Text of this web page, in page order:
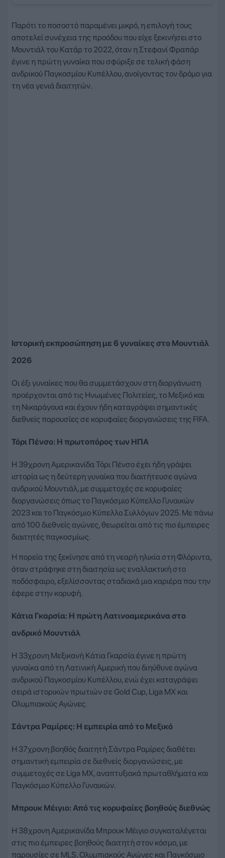
Παρότι το ποσοστό παραμένει μικρό, η επιλογή τους
αποτελεί συνέχεια της προόδου που είχε ξεκινήσει στο
Μουντιάλ του Κατάρ το 2022, όταν η Στεφανί Φραπάρ
έγινε η πρώτη γυναίκα που σφύριξε σε τελική φάση
ανδρικού Παγκοσμίου Κυπέλλου, ανοίγοντας τον δρόμο για
τη νέα γενιά διαιτητών.
Ιστορική εκπροσώπηση με 6 γυναίκες στο Μουντιάλ
2026
Οι έξι γυναίκες που θα συμμετάσχουν στη διοργάνωση
προέρχονται από τις Ηνωμένες Πολιτείες, το Μεξικό και
τη Νικαράγουα και έχουν ήδη καταγράψει σημαντικές
διεθνείς παρουσίες σε κορυφαίες διοργανώσεις της FIFA.
Τόρι Πένσο: Η πρωτοπόρος των ΗΠΑ
Η 39χρονη Αμερικανίδα Τόρι Πένσο έχει ήδη γράψει
ιστορία ως η δεύτερη γυναίκα που διαιτήτευσε αγώνα
ανδρικού Μουντιάλ, με συμμετοχές σε κορυφαίες
διοργανώσεις όπως το Παγκόσμιο Κύπελλο Γυναικών
2023 και το Παγκόσμιο Κύπελλο Συλλόγων 2025. Με πάνω
από 100 διεθνείς αγώνες, θεωρείται από τις πιο έμπειρες
διαιτητές παγκοσμίως.
Η πορεία της ξεκίνησε από τη νεαρή ηλικία στη Φλόριντα,
όταν στράφηκε στη διαιτησία ως εναλλακτική στο
ποδόσφαιρο, εξελίσσοντας σταδιακά μια καριέρα που την
έφερε στην κορυφή.
Κάτια Γκαρσία: Η πρώτη Λατινοαμερικάνα στο
ανδρικό Μουντιάλ
Η 33χρονη Μεξικανή Κάτια Γκαρσία έγινε η πρώτη
γυναίκα από τη Λατινική Αμερική που διηύθυνε αγώνα
ανδρικού Παγκοσμίου Κυπέλλου, ενώ έχει καταγράψει
σειρά ιστορικών πρωτιών σε Gold Cup, Liga MX και
Ολυμπιακούς Αγώνες.
Σάντρα Ραμίρες: Η εμπειρία από το Μεξικό
Η 37χρονη βοηθός διαιτητή Σάντρα Ραμίρες διαθέτει
σημαντική εμπειρία σε διεθνείς διοργανώσεις, με
συμμετοχές σε Liga MX, αναπτυξιακά πρωταθλήματα και
Παγκόσμιο Κύπελλο Γυναικών.
Μπρουκ Μέιγιο: Από τις κορυφαίες βοηθούς διεθνώς
Η 38χρονη Αμερικανίδα Μπρουκ Μέιγιο συγκαταλέγεται
στις πιο έμπειρες βοηθούς διαιτητή στον κόσμο, με
παρουσίες σε MLS, Ολυμπιακούς Αγώνες και Παγκόσμιο